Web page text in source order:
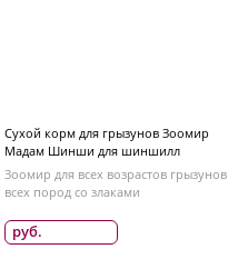
Сухой корм для грызунов Зоомир
Мадам Шинши для шиншилл
Зоомир для всех возрастов грызунов
всех пород со злаками
руб.